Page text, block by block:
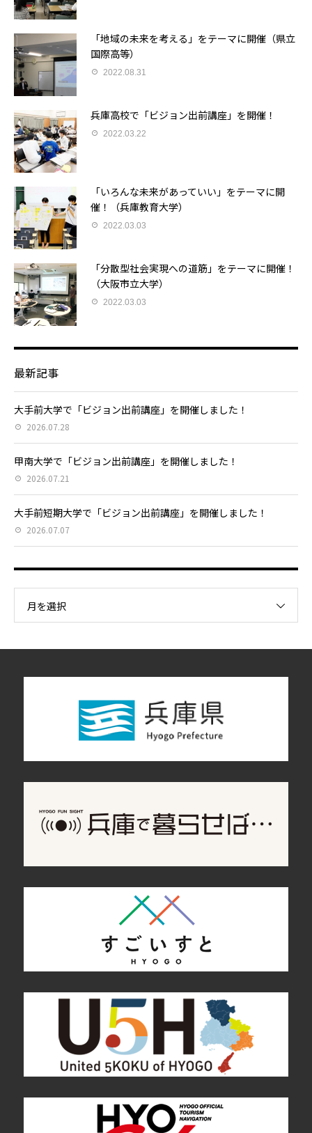
「地域の未来を考える」をテーマに開催（県立
国際高等）
2022.08.31
兵庫高校で「ビジョン出前講座」を開催！
2022.03.22
「いろんな未来があっていい」をテーマに開
催！（兵庫教育大学）
2022.03.03
「分散型社会実現への道筋」をテーマに開催！
（大阪市立大学）
2022.03.03
最新記事
大手前大学で「ビジョン出前講座」を開催しました！
2026.07.28
甲南大学で「ビジョン出前講座」を開催しました！
2026.07.21
大手前短期大学で「ビジョン出前講座」を開催しました！
2026.07.07
月を選択